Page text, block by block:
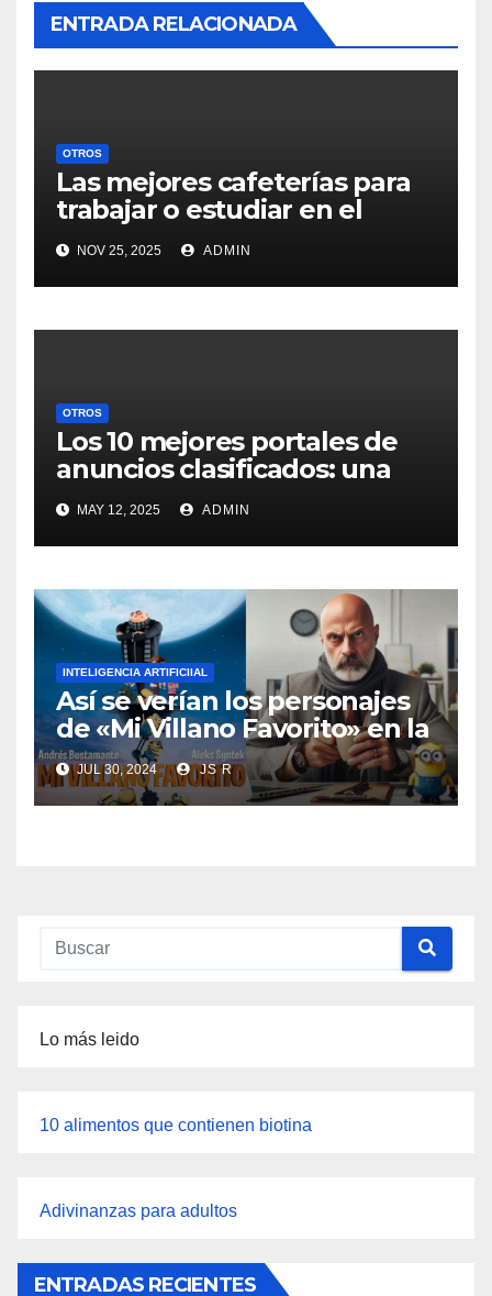
ENTRADA RELACIONADA
OTROS
Las mejores cafeterías para
trabajar o estudiar en el
centro de Vigo
NOV 25, 2025 ADMIN
OTROS
Los 10 mejores portales de
anuncios clasificados: una
mirada innovadora al
mercado digital
MAY 12, 2025 ADMIN
INTELIGENCIA ARTIFICIIAL
Así se verían los personajes
de «Mi Villano Favorito» en la
vida real según la
inteligencia artificial
JUL 30, 2024 JS R
Lo más leido
10 alimentos que contienen biotina
Adivinanzas para adultos
ENTRADAS RECIENTES